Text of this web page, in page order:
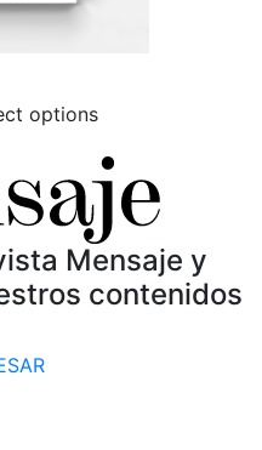
options
Mensaje y
contenidos